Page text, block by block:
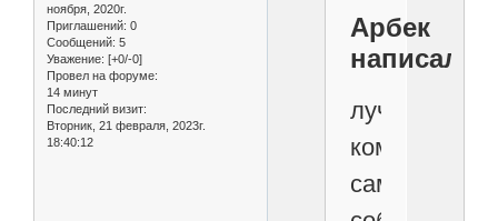
ноября, 2020г.
Приглашений: 0
Сообщений: 5
Уважение: [+0/-0]
Провел на форуме:
14 минут
Последний визит:
Вторник, 21 февраля, 2023г.
18:40:12
Арбек
лучше
компьютер
самому